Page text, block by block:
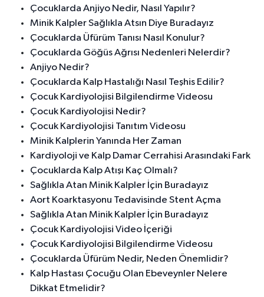
Çocuklarda Anjiyo Nedir, Nasıl Yapılır?
Minik Kalpler Sağlıkla Atsın Diye Buradayız
Çocuklarda Üfürüm Tanısı Nasıl Konulur?
Çocuklarda Göğüs Ağrısı Nedenleri Nelerdir?
Anjiyo Nedir?
Çocuklarda Kalp Hastalığı Nasıl Teşhis Edilir?
Çocuk Kardiyolojisi Bilgilendirme Videosu
Çocuk Kardiyolojisi Nedir?
Çocuk Kardiyolojisi Tanıtım Videosu
Minik Kalplerin Yanında Her Zaman
Kardiyoloji ve Kalp Damar Cerrahisi Arasındaki Fark
Çocuklarda Kalp Atışı Kaç Olmalı?
Sağlıkla Atan Minik Kalpler İçin Buradayız
Aort Koarktasyonu Tedavisinde Stent Açma
Sağlıkla Atan Minik Kalpler İçin Buradayız
Çocuk Kardiyolojisi Video İçeriği
Çocuk Kardiyolojisi Bilgilendirme Videosu
Çocuklarda Üfürüm Nedir, Neden Önemlidir?
Kalp Hastası Çocuğu Olan Ebeveynler Nelere
Dikkat Etmelidir?